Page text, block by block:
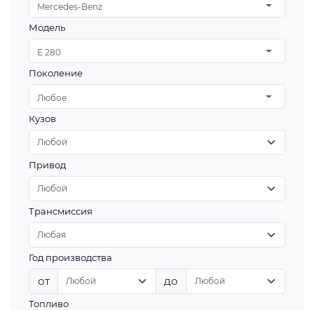
Mercedes-Benz
Модель
E 280
Поколение
Любое
Кузов
Привод
Трансмиссия
Год производства
от до
Топливо